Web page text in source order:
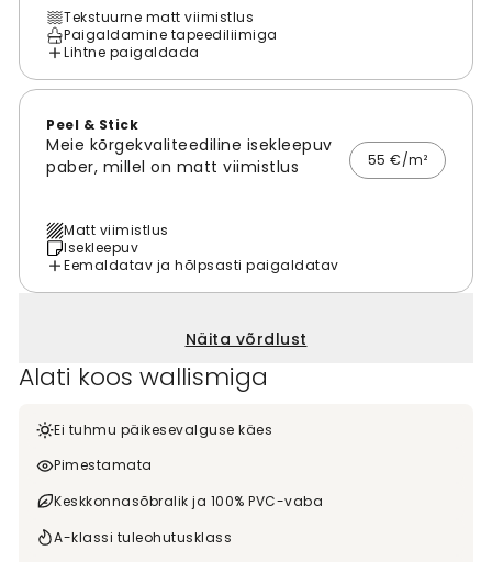
Tekstuurne matt viimistlus
Paigaldamine tapeediliimiga
Lihtne paigaldada
Peel & Stick
Meie kõrgekvaliteediline isekleepuv
paber, millel on matt viimistlus
55 €/m²
Matt viimistlus
Isekleepuv
Eemaldatav ja hõlpsasti paigaldatav
Näita võrdlust
Alati koos wallismiga
Ei tuhmu päikesevalguse käes
Pimestamata
Keskkonnasõbralik ja 100% PVC-vaba
A-klassi tuleohutusklass